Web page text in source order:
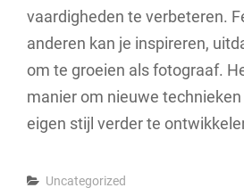
vaardigheden te verbeteren.
anderen kan je inspireren,
om te groeien als fotograaf.
manier om nieuwe
eigen stijl verder te
Categories
Uncategorized